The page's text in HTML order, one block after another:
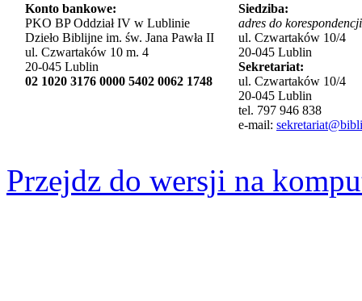
Konto bankowe:
PKO BP Oddział IV w Lublinie
Dzieło Biblijne im. św. Jana Pawła II
ul. Czwartaków 10 m. 4
20-045 Lublin
02 1020 3176 0000 5402 0062 1748
Siedziba:
adres do
ul. Czwartaków 10/4
20-045 Lublin
Sekretariat:
ul. Czwartaków 10/4
20-045 Lublin
tel. 797 946 838
e-mail:
Przejdz do wersji na